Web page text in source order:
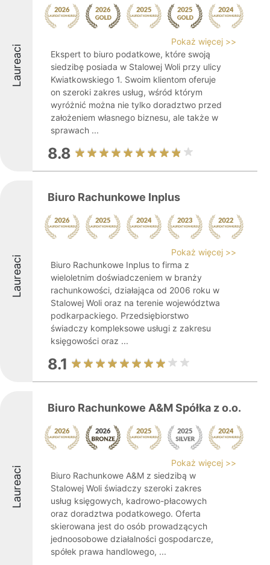
Laureaci
Pokaż więcej >>
Ekspert to biuro podatkowe, które swoją
siedzibę posiada w Stalowej Woli przy ulicy
Kwiatkowskiego 1. Swoim klientom oferuje
on szeroki zakres usług, wśród którym
wyróżnić można nie tylko doradztwo przed
założeniem własnego biznesu, ale także w
sprawach ...
8.8
Laureaci
Biuro Rachunkowe Inplus
Pokaż więcej >>
Biuro Rachunkowe Inplus to firma z
wieloletnim doświadczeniem w branży
rachunkowości, działająca od 2006 roku w
Stalowej Woli oraz na terenie województwa
podkarpackiego. Przedsiębiorstwo
świadczy kompleksowe usługi z zakresu
księgowości oraz ...
8.1
Laureaci
Biuro Rachunkowe A&M Spółka z o.o.
Pokaż więcej >>
Biuro Rachunkowe A&M z siedzibą w
Stalowej Woli świadczy szeroki zakres
usług księgowych, kadrowo-płacowych
oraz doradztwa podatkowego. Oferta
skierowana jest do osób prowadzących
jednoosobowe działalności gospodarcze,
spółek prawa handlowego, ...